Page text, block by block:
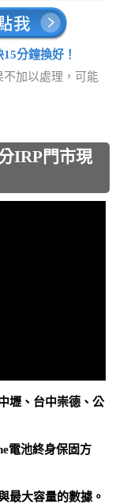
分鐘換好！
加以處理，可能
IRP門市現
壢、台中崇德、公
電池終身保固方
最大容量的數據 。